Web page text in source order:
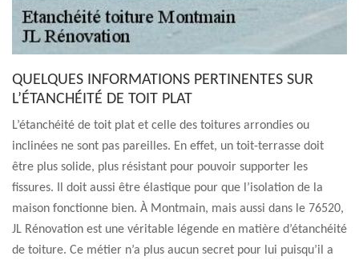
QUELQUES INFORMATIONS PERTINENTES SUR
L’ÉTANCHÉITÉ DE TOIT PLAT
L’étanchéité de toit plat et celle des toitures arrondies ou
inclinées ne sont pas pareilles. En effet, un toit-terrasse doit
être plus solide, plus résistant pour pouvoir supporter les
fissures. Il doit aussi être élastique pour que l’isolation de la
maison fonctionne bien. À Montmain, mais aussi dans le 76520,
JL Rénovation est une véritable légende en matière d’étanchéité
de toiture. Ce métier n’a plus aucun secret pour lui puisqu’il a